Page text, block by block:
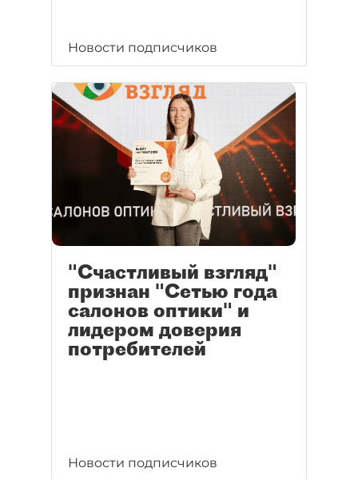
Новости подписчиков
"Счастливый взгляд"
признан "Сетью года
салонов оптики" и
лидером доверия
потребителей
Новости подписчиков